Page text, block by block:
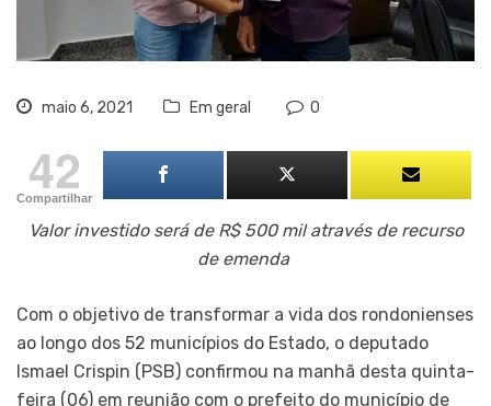
maio 6, 2021 Em geral 0
42
Compartilhar
Valor investido será de R$ 500 mil através de recurso
de emenda
Com o objetivo de transformar a vida dos rondonienses
ao longo dos 52 municípios do Estado, o deputado
Ismael Crispin (PSB) confirmou na manhã desta quinta-
feira (06) em reunião com o prefeito do município de